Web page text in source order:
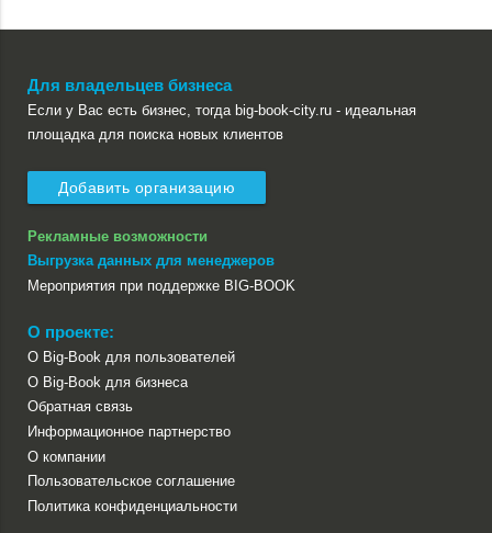
Для владельцев бизнеса
Если у Вас есть бизнес, тогда big-book-city.ru - идеальная
площадка для поиска новых клиентов
Добавить организацию
Рекламные возможности
Выгрузка данных для менеджеров
Мероприятия при поддержке BIG-BOOK
О проекте:
О Big-Book для пользователей
О Big-Book для бизнеса
Обратная связь
Информационное партнерство
О компании
Пользовательское соглашение
Политика конфиденциальности